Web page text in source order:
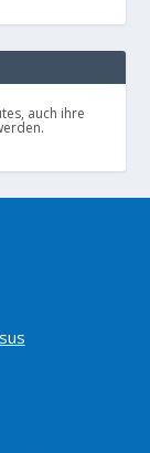
auch ihre